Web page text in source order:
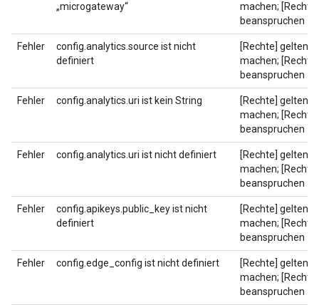
„microgateway“
machen; [Rechte]
beanspruchen
Fehler
config.analytics.source ist nicht
definiert
[Rechte] geltend
machen; [Rechte]
beanspruchen
Fehler config.analytics.uri ist kein String
[Rechte] geltend
machen; [Rechte]
beanspruchen
Fehler config.analytics.uri ist nicht definiert
[Rechte] geltend
machen; [Rechte]
beanspruchen
Fehler
config.apikeys.public_key ist nicht
definiert
[Rechte] geltend
machen; [Rechte]
beanspruchen
Fehler config.edge_config ist nicht definiert
[Rechte] geltend
machen; [Rechte]
beanspruchen